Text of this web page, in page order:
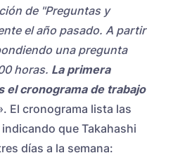
de "Preguntas y
el año pasado. A partir
una pregunta
horas. La primera
el cronograma de trabajo
El cronograma lista las
que Takahashi
días a la semana: